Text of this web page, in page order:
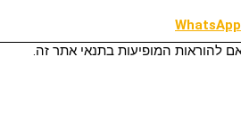
להוראות המופיעות בתנאי אתר זה.